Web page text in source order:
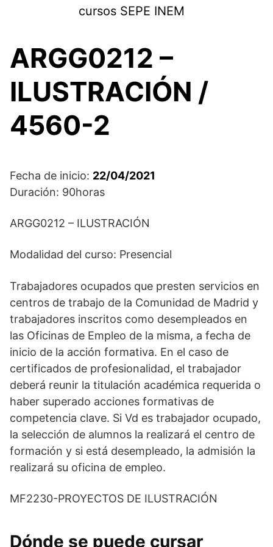
cursos SEPE INEM
ARGG0212 –
ILUSTRACIÓN /
4560-2
Fecha de inicio: 22/04/2021
Duración: 90horas
ARGG0212 – ILUSTRACIÓN
Modalidad del curso: Presencial
Trabajadores ocupados que presten servicios en
centros de trabajo de la Comunidad de Madrid y
trabajadores inscritos como desempleados en
las Oficinas de Empleo de la misma, a fecha de
inicio de la acción formativa. En el caso de
certificados de profesionalidad, el trabajador
deberá reunir la titulación académica requerida o
haber superado acciones formativas de
competencia clave. Si Vd es trabajador ocupado,
la selección de alumnos la realizará el centro de
formación y si está desempleado, la admisión la
realizará su oficina de empleo.
MF2230-PROYECTOS DE ILUSTRACIÓN
Dónde se puede cursar